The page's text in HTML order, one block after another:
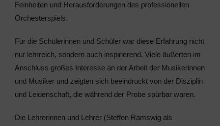
Feinheiten und Herausforderungen des professionellen
Orchesterspiels.
Für die Schülerinnen und Schüler war diese Erfahrung nicht
nur lehrreich, sondern auch inspirierend. Viele äußerten im
Anschluss großes Interesse an der Arbeit der Musikerinnen
und Musiker und zeigten sich beeindruckt von der Disziplin
und Leidenschaft, die während der Probe spürbar waren.
Die Lehrerinnen und Lehrer (Steffen Ramswig als